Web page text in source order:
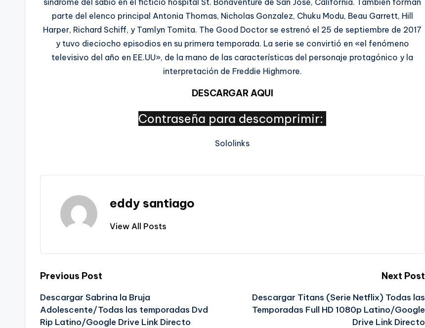
síndrome del sabio en el ficticio hospital St. Bonaventure de San José, California. También forman
parte del elenco principal Antonia Thomas, Nicholas Gonzalez, Chuku Modu, Beau Garrett, Hill
Harper, Richard Schiff, y Tamlyn Tomita. The Good Doctor se estrenó el 25 de septiembre de 2017
y tuvo dieciocho episodios en su primera temporada. La serie se convirtió en «el fenómeno
televisivo del año en EE.UU», de la mano de las características del personaje protagónico y la
interpretación de Freddie Highmore.​
DESCARGAR AQUI
Contraseña para descomprimir:
Sololinks
eddy santiago
View All Posts
Post
navigation
Previous Post
Descargar Sabrina la Bruja
Adolescente/Todas las temporadas Dvd
Rip Latino/Google Drive Link Directo
Next Post
Descargar Titans (Serie Netflix) Todas las
Temporadas Full HD 1080p Latino/Google
Drive Link Directo